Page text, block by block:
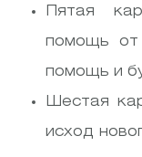
Пятая
помощь
помощь и
Шестая
исход